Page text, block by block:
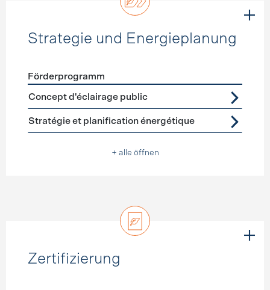
Strategie und Energieplanung
Förderprogramme Strategie und Energieplanung
Förderprogramm
Concept d'éclairage public
Stratégie et planification énergétique
+ alle öffnen
Zertifizierung